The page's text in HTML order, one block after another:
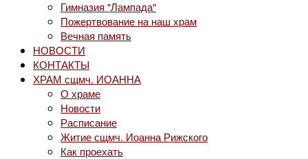
Гимназия "Лампада"
Пожертвование на наш храм
Вечная память
НОВОСТИ
КОНТАКТЫ
ХРАМ сщмч. ИОАННА
О храме
Новости
Расписание
Житие сщмч. Иоанна Рижского
Как проехать